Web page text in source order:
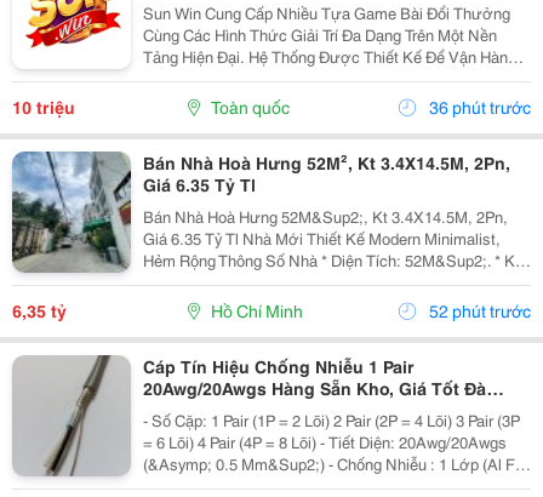
Sun Win Cung Cấp Nhiều Tựa Game Bài Đổi Thưởng
Cùng Các Hình Thức Giải Trí Đa Dạng Trên Một Nền
Tảng Hiện Đại. Hệ Thống Được Thiết Kế Để Vận Hành
Ổn Định, Truy Cập Nhanh Và Tương Thích Với Nhiều
Thiết Bị. Bên Cạnh Đó, Các Tính Năng Bảo Mật Cũng
Được...
10 triệu Toàn quốc 36 phút trước
Bán Nhà Hoà Hưng 52M², Kt 3.4X14.5M, 2Pn,
Giá 6.35 Tỷ Tl
Bán Nhà Hoà Hưng 52M&Sup2;, Kt 3.4X14.5M, 2Pn,
Giá 6.35 Tỷ Tl Nhà Mới Thiết Kế Modern Minimalist,
Hẻm Rộng Thông Số Nhà * Diện Tích: 52M&Sup2;. * Kt:
3.4M X 14.5M. * Kết Cấu: 1 Trệt 1 Lầu. * Chủ Hỗ Trợ
Hoàn Thiện Thêm 1 Phòng Ngủ Trước Khi Bàn...
6,35 tỷ Hồ Chí Minh 52 phút trước
Cáp Tín Hiệu Chống Nhiễu 1 Pair
20Awg/20Awgs Hàng Sẵn Kho, Giá Tốt Đà
Nẵng, Huế
- Số Cặp: 1 Pair (1P = 2 Lõi) 2 Pair (2P = 4 Lõi) 3 Pair (3P
= 6 Lõi) 4 Pair (4P = 8 Lõi) - Tiết Diện: 20Awg/20Awgs
(&Asymp; 0.5 Mm&Sup2;) - Chống Nhiễu : 1 Lớp (Al Foil
)/ 2 Lớp Chống Nhiễu (Al Foil + Lớp Lưới Chống Nhiễu) -